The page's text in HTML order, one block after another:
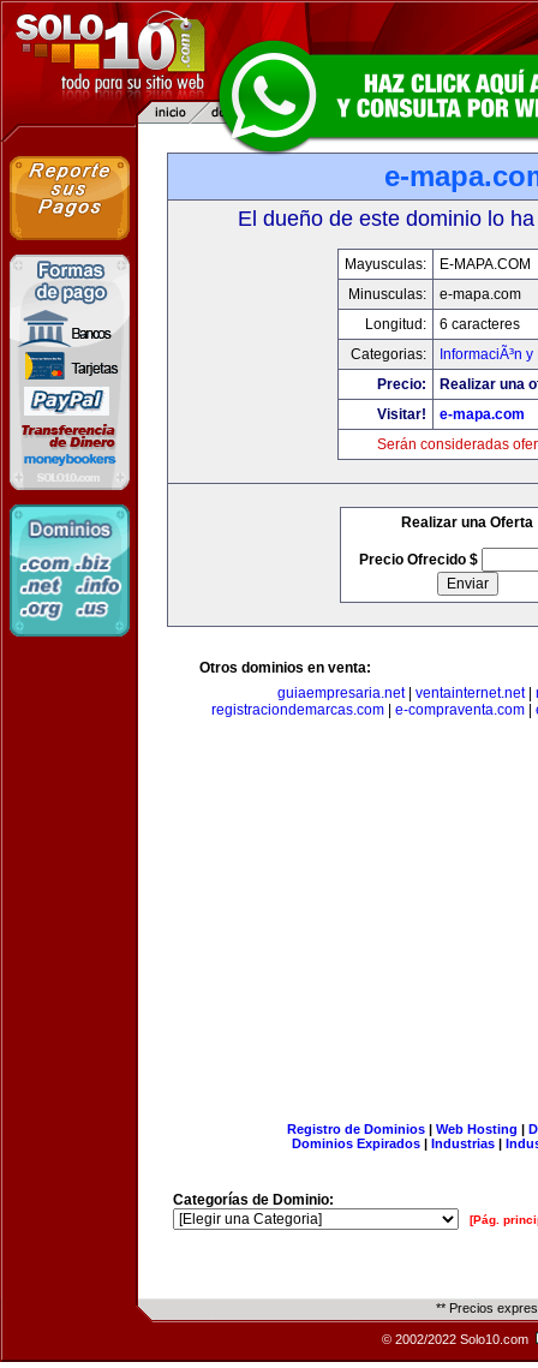
e-
El dueño de este dominio lo
Mayusculas:
E-MAPA.COM
Minusculas:
e-mapa.com
Longitud:
6 caracteres
Categorias:
InformaciÃ³n
Precio:
Realizar una
Visitar!
e-mapa.com
Serán consideradas
Realizar una Oferta
Precio Ofrecido $
Otros dominios en venta:
guiaempresaria.net| ventainternet.net|
registraciondemarcas.com| e-compraventa.com|
Registro de Dominios| Web Hosting |
Dominios Expirados | Industrias |
Categorías de Dominio:
[Pág.
** Precios
© 2002/2022 Solo10.com